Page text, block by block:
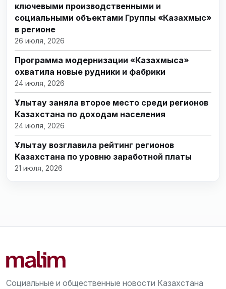
ключевыми производственными и
социальными объектами Группы «Казахмыс»
в регионе
26 июля, 2026
Программа модернизации «Казахмыса»
охватила новые рудники и фабрики
24 июля, 2026
Ұлытау заняла второе место среди регионов
Казахстана по доходам населения
24 июля, 2026
Ұлытау возглавила рейтинг регионов
Казахстана по уровню заработной платы
21 июля, 2026
Социальные и общественные новости Казахстана